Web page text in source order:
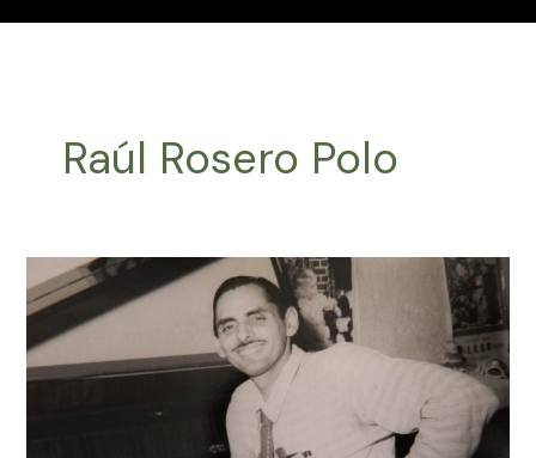
Raúl Rosero Polo
Efemérides
Música
Latinoamericana
Abril
01